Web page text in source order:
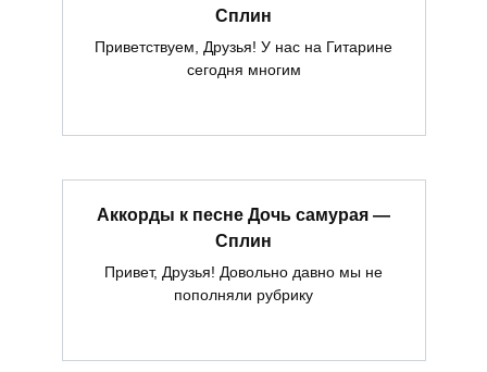
Сплин
Приветствуем, Друзья! У нас на Гитарине
сегодня многим
Аккорды к песне Дочь самурая —
Сплин
Привет, Друзья! Довольно давно мы не
пополняли рубрику